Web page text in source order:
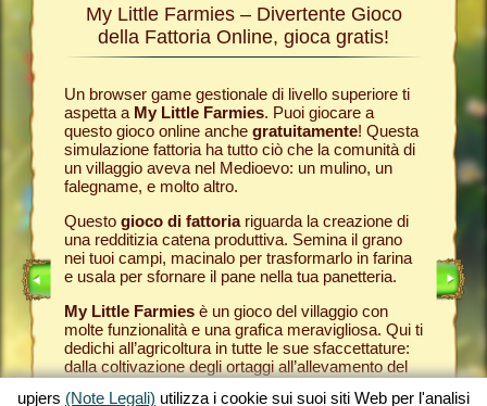
Nelle
nostro
sui
My Little Farmies – Divertente Gioco
della Fattoria Online, gioca gratis!
Un browser game gestionale di livello superiore ti
aspetta a My Little Farmies. Puoi giocare a
questo gioco online anche gratuitamente! Questa
simulazione fattoria ha tutto ciò che la comunità di
un villaggio aveva nel Medioevo: un mulino, un
falegname, e molto altro.
Questo gioco di fattoriariguarda la creazione di
una redditizia catena produttiva. Semina il grano
nei tuoi campi, macinalo per trasformarlo in farina
e usala per sfornare il pane nella tua panetteria.
My Little Farmiesè un gioco del villaggio con
molte funzionalità e una grafica meravigliosa. Qui ti
dedichi all’agricoltura in tutte le sue sfaccettature:
dalla coltivazione degli ortaggi all’allevamento del
Tutto
nella
Per
nella
Come
ti
che
gran
creato
My
gioco
upjers (Note Legali) utilizza i cookie sui suoi siti Web per l'analisi